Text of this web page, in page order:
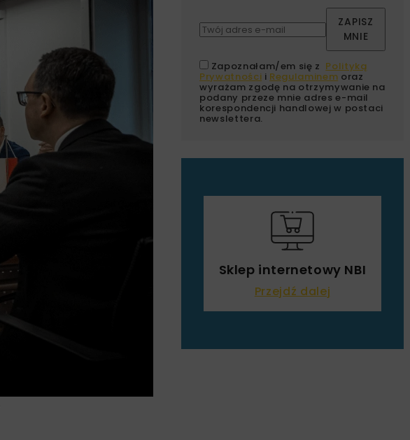
ZAPISZ
MNIE
Zapoznałam/em się z Polityką
Prywatności i Regulaminem oraz
wyrażam zgodę na otrzymywanie na
podany przeze mnie adres e-mail
korespondencji handlowej w postaci
newslettera.
Sklep internetowy NBI
Przejdź dalej